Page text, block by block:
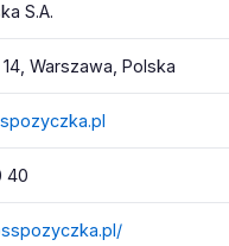
S.A.
14, Warszawa, Polska
40